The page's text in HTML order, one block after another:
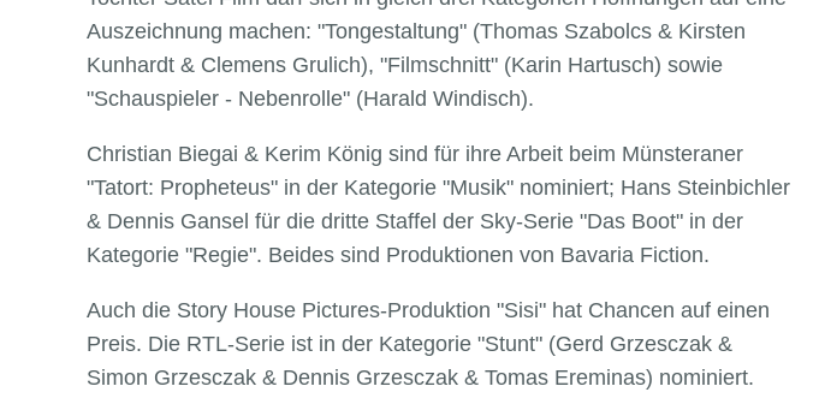
Auszeichnung machen: "Tongestaltung" (Thomas Szabolcs & Kirsten
Kunhardt & Clemens Grulich), "Filmschnitt" (Karin Hartusch) sowie
"Schauspieler - Nebenrolle" (Harald Windisch).
Christian Biegai & Kerim König sind für ihre Arbeit beim Münsteraner
"Tatort: Propheteus" in der Kategorie "Musik" nominiert; Hans Steinbichler
& Dennis Gansel für die dritte Staffel der Sky-Serie "Das Boot" in der
Kategorie "Regie". Beides sind Produktionen von Bavaria Fiction.
Auch die Story House Pictures-Produktion "Sisi" hat Chancen auf einen
Preis. Die RTL-Serie ist in der Kategorie "Stunt" (Gerd Grzesczak &
Simon Grzesczak & Dennis Grzesczak & Tomas Ereminas) nominiert.